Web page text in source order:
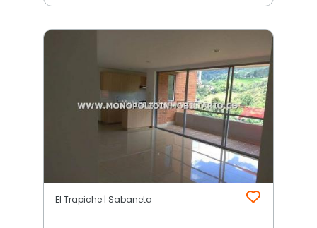
El Trapiche | Sabaneta